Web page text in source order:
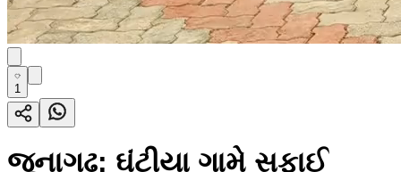
1
જૂનાગઢ: ઘંટીયા ગામે સફાઈ